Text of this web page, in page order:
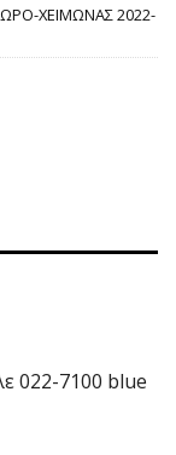
ΧΕΙΜΩΝΑΣ 2022-
022-7100 blue